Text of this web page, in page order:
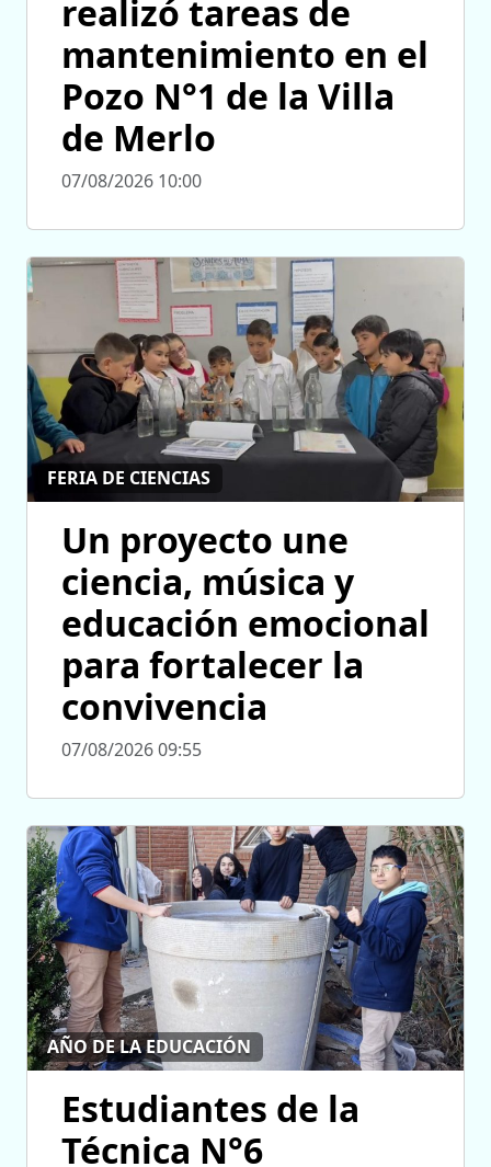
realizó tareas de
mantenimiento en el
Pozo N°1 de la Villa
de Merlo
07/08/2026 10:00
FERIA DE CIENCIAS
Un proyecto une
ciencia, música y
educación emocional
para fortalecer la
convivencia
07/08/2026 09:55
AÑO DE LA EDUCACIÓN
Estudiantes de la
Técnica N°6